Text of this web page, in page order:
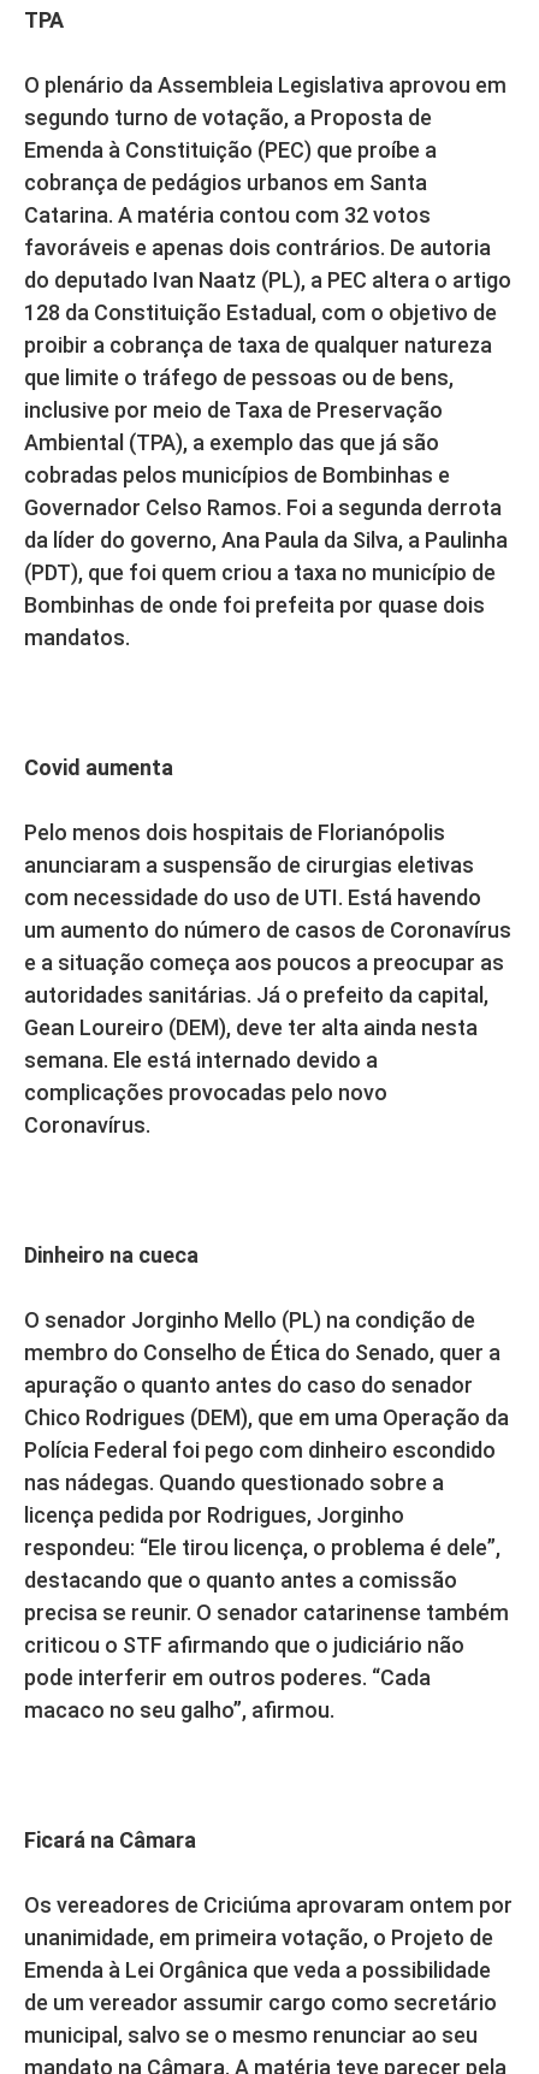
TPA
O plenário da Assembleia Legislativa aprovou em
segundo turno de votação, a Proposta de
Emenda à Constituição (PEC) que proíbe a
cobrança de pedágios urbanos em Santa
Catarina. A matéria contou com 32 votos
favoráveis e apenas dois contrários. De autoria
do deputado Ivan Naatz (PL), a PEC altera o artigo
128 da Constituição Estadual, com o objetivo de
proibir a cobrança de taxa de qualquer natureza
que limite o tráfego de pessoas ou de bens,
inclusive por meio de Taxa de Preservação
Ambiental (TPA), a exemplo das que já são
cobradas pelos municípios de Bombinhas e
Governador Celso Ramos. Foi a segunda derrota
da líder do governo, Ana Paula da Silva, a Paulinha
(PDT), que foi quem criou a taxa no município de
Bombinhas de onde foi prefeita por quase dois
mandatos.
Covid aumenta
Pelo menos dois hospitais de Florianópolis
anunciaram a suspensão de cirurgias eletivas
com necessidade do uso de UTI. Está havendo
um aumento do número de casos de Coronavírus
e a situação começa aos poucos a preocupar as
autoridades sanitárias. Já o prefeito da capital,
Gean Loureiro (DEM), deve ter alta ainda nesta
semana. Ele está internado devido a
complicações provocadas pelo novo
Coronavírus.
Dinheiro na cueca
O senador Jorginho Mello (PL) na condição de
membro do Conselho de Ética do Senado, quer a
apuração o quanto antes do caso do senador
Chico Rodrigues (DEM), que em uma Operação da
Polícia Federal foi pego com dinheiro escondido
nas nádegas. Quando questionado sobre a
licença pedida por Rodrigues, Jorginho
respondeu: “Ele tirou licença, o problema é dele”,
destacando que o quanto antes a comissão
precisa se reunir. O senador catarinense também
criticou o STF afirmando que o judiciário não
pode interferir em outros poderes. “Cada
macaco no seu galho”, afirmou.
Ficará na Câmara
Os vereadores de Criciúma aprovaram ontem por
unanimidade, em primeira votação, o Projeto de
Emenda à Lei Orgânica que veda a possibilidade
de um vereador assumir cargo como secretário
municipal, salvo se o mesmo renunciar ao seu
mandato na Câmara. A matéria teve parecer pela